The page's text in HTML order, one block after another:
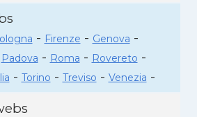
- Firenze - Genova -
Padova - Roma - Rovereto -
- Torino - Treviso - Venezia -